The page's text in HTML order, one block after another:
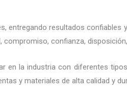
entregando resultados confiables
confianza,
en la industria con diferentes
y materiales de alta calidad y